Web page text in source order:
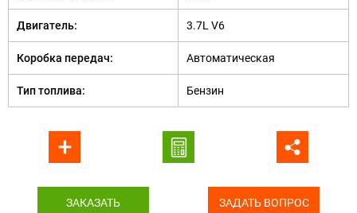
Двигатель: 3.7L V6
Коробка передач: Автоматическая
Тип топлива: Бензин
ЗАКАЗАТЬ ЗАДАТЬ ВОПРОС